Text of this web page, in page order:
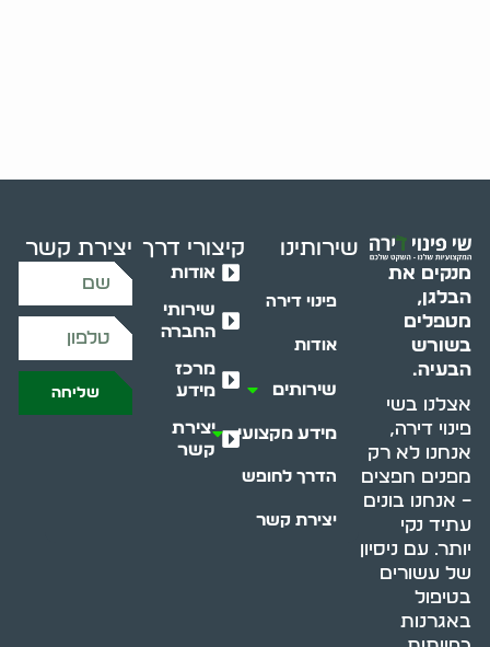
מנקים את
הבלגן,
מטפלים
בשורש
הבעיה.
אצלנו בשי
פינוי דירה,
אנחנו לא רק
מפנים חפצים
– אנחנו בונים
עתיד נקי
יותר. עם ניסיון
של עשורים
בטיפול
באגרנות
שירותינו
פינוי דירה
אודות
שירותים
מידע מקצועי
הדרך לחופש
יצירת קשר
קיצורי דרך
אודות
שירותי
החברה
מרכז
מידע
יצירת
קשר
יצירת קשר
שליחה